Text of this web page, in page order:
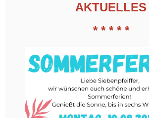
AKTUELLES
* * * * *